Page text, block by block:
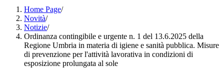
Home Page/
Novità/
Notizie/
Ordinanza contingibile e urgente n. 1 del 13.6.2025 della
Regione Umbria in materia di igiene e sanità pubblica. Misure
di prevenzione per l'attività lavorativa in condizioni di
esposizione prolungata al sole